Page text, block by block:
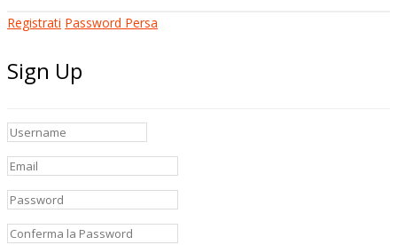
Registrati Password Persa
Sign Up